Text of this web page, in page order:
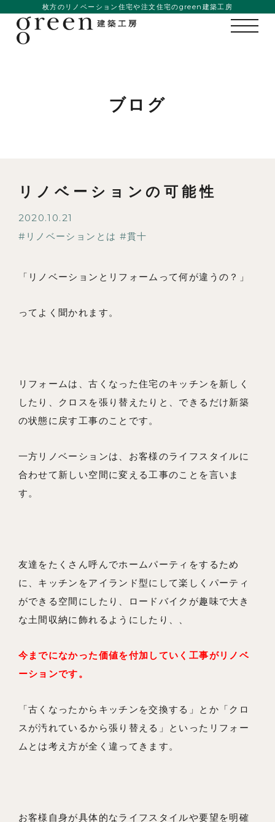
メンバー
お知らせ
リノベーションとは
よくあるご質問
枚方のリノベーション住宅や注文住宅のgreen建築工房
ブログ
リノベーションの可能性
2020.10.21
リノベーションとは
貫十
「リノベーションとリフォームって何が違うの？」
ってよく聞かれます。
リフォームは、古くなった住宅のキッチンを新しく
したり、クロスを張り替えたりと、できるだけ新築
の状態に戻す工事のことです。
一方リノベーションは、お客様のライフスタイルに
合わせて新しい空間に変える工事のことを言いま
す。
友達をたくさん呼んでホームパーティをするため
に、キッチンをアイランド型にして楽しくパーティ
ができる空間にしたり、ロードバイクが趣味で大き
な土間収納に飾れるようにしたり、、
今までになかった価値を付加していく工事がリノベ
ーションです。
「古くなったからキッチンを交換する」とか「クロ
スが汚れているから張り替える」といったリフォー
ムとは考え方が全く違ってきます。
お客様自身が具体的なライフスタイルや要望を明確